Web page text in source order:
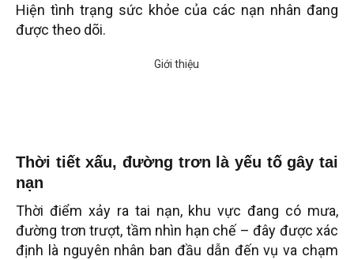
Hiện tình trạng sức khỏe của các nạn nhân đang
được theo dõi.
Thời tiết xấu, đường trơn là yếu tố gây tai
nạn
Thời điểm xảy ra tai nạn, khu vực đang có mưa,
đường trơn trượt, tầm nhìn hạn chế – đây được xác
định là nguyên nhân ban đầu dẫn đến vụ va chạm